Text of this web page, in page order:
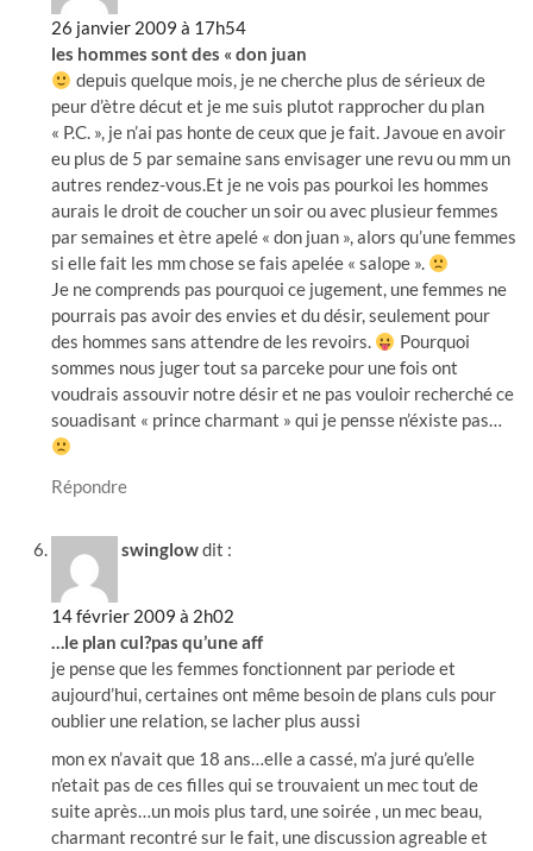
26 janvier 2009 à 17h54
les hommes sont des « don juan
depuis quelque mois, je ne cherche plus de sérieux de
peur d’ètre décut et je me suis plutot rapprocher du plan
« P.C. », je n’ai pas honte de ceux que je fait. Javoue en avoir
eu plus de 5 par semaine sans envisager une revu ou mm un
autres rendez-vous.Et je ne vois pas pourkoi les hommes
aurais le droit de coucher un soir ou avec plusieur femmes
par semaines et ètre apelé « don juan », alors qu’une femmes
si elle fait les mm chose se fais apelée « salope ».
Je ne comprends pas pourquoi ce jugement, une femmes ne
pourrais pas avoir des envies et du désir, seulement pour
des hommes sans attendre de les revoirs.
Pourquoi
sommes nous juger tout sa parceke pour une fois ont
voudrais assouvir notre désir et ne pas vouloir recherché ce
souadisant « prince charmant » qui je pensse n’éxiste pas…
Répondre
swinglowdit :
14 février 2009 à 2h02
…le plan cul?pas qu’une aff
je pense que les femmes fonctionnent par periode et
aujourd’hui, certaines ont même besoin de plans culs pour
oublier une relation, se lacher plus aussi
mon ex n’avait que 18 ans…elle a cassé, m’a juré qu’elle
n’etait pas de ces filles qui se trouvaient un mec tout de
suite après…un mois plus tard, une soirée , un mec beau,
charmant recontré sur le fait, une discussion agreable et